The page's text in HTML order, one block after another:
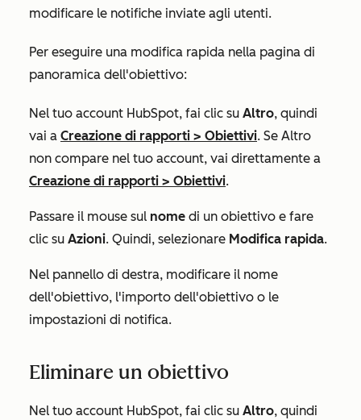
modificare le notifiche inviate agli utenti.
Per eseguire una modifica rapida nella pagina di
panoramica dell'obiettivo:
Nel tuo account HubSpot, fai clic su Altro, quindi
vai a Creazione di rapporti > Obiettivi. Se Altro
non compare nel tuo account, vai direttamente a
Creazione di rapporti > Obiettivi.
Passare il mouse sul nome di un obiettivo e fare
clic su Azioni. Quindi, selezionare Modifica rapida.
Nel pannello di destra, modificare il nome
dell'obiettivo, l'importo dell'obiettivo o le
impostazioni di notifica.
Eliminare un obiettivo
Nel tuo account HubSpot, fai clic su Altro, quindi